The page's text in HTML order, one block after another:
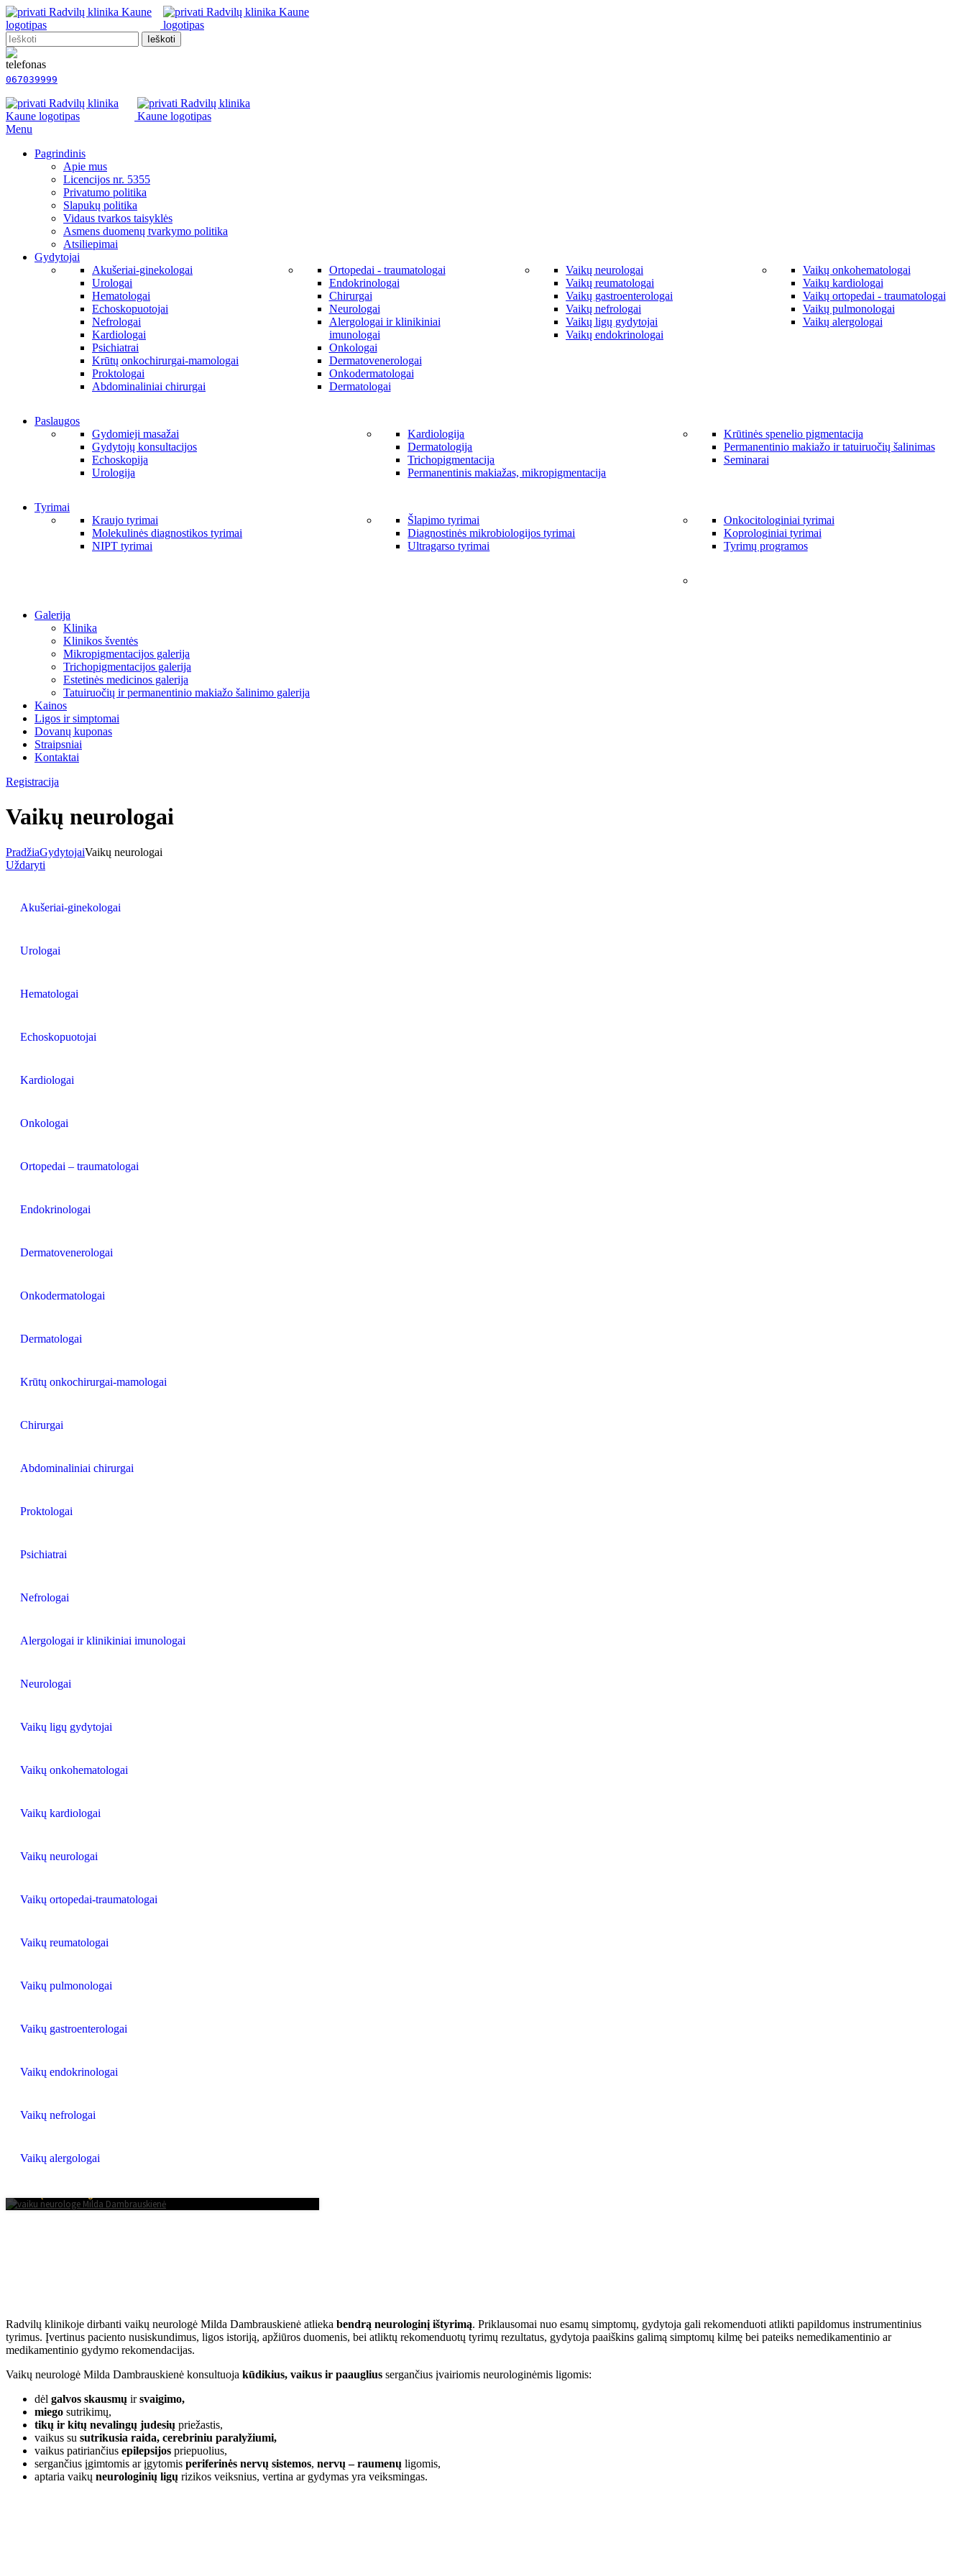
Ieškoti
067039999
Menu
Pagrindinis
Apie mus
Licencijos nr. 5355
Privatumo politika
Slapukų politika
Vidaus tvarkos taisyklės
Asmens duomenų tvarkymo politika
Atsiliepimai
Gydytojai
Akušeriai-ginekologai
Urologai
Hematologai
Echoskopuotojai
Nefrologai
Kardiologai
Psichiatrai
Krūtų onkochirurgai-mamologai
Proktologai
Abdominaliniai chirurgai
Ortopedai - traumatologai
Endokrinologai
Chirurgai
Neurologai
Alergologai ir klinikiniai
imunologai
Onkologai
Dermatovenerologai
Onkodermatologai
Dermatologai
Vaikų neurologai
Vaikų reumatologai
Vaikų gastroenterologai
Vaikų nefrologai
Vaikų ligų gydytojai
Vaikų endokrinologai
Vaikų onkohematologai
Vaikų kardiologai
Vaikų ortopedai - traumatologai
Vaikų pulmonologai
Vaikų alergologai
Paslaugos
Gydomieji masažai
Gydytojų konsultacijos
Echoskopija
Urologija
Kardiologija
Dermatologija
Trichopigmentacija
Permanentinis makiažas, mikropigmentacija
Krūtinės spenelio pigmentacija
Permanentinio makiažo ir tatuiruočių šalinimas
Seminarai
Tyrimai
Kraujo tyrimai
Molekulinės diagnostikos tyrimai
NIPT tyrimai
Šlapimo tyrimai
Diagnostinės mikrobiologijos tyrimai
Ultragarso tyrimai
Onkocitologiniai tyrimai
Koprologiniai tyrimai
Tyrimų programos
Galerija
Klinika
Klinikos šventės
Mikropigmentacijos galerija
Trichopigmentacijos galerija
Estetinės medicinos galerija
Tatuiruočių ir permanentinio makiažo šalinimo galerija
Kainos
Ligos ir simptomai
Dovanų kuponas
Straipsniai
Kontaktai
Registracija
Vaikų neurologai
PradžiaGydytojaiVaikų neurologai
Uždaryti
Akušeriai-ginekologai
Urologai
Hematologai
Echoskopuotojai
Kardiologai
Onkologai
Ortopedai – traumatologai
Endokrinologai
Dermatovenerologai
Onkodermatologai
Dermatologai
Krūtų onkochirurgai-mamologai
Chirurgai
Abdominaliniai chirurgai
Proktologai
Psichiatrai
Nefrologai
Alergologai ir klinikiniai imunologai
Neurologai
Vaikų ligų gydytojai
Vaikų onkohematologai
Vaikų kardiologai
Vaikų neurologai
Vaikų ortopedai-traumatologai
Vaikų reumatologai
Vaikų pulmonologai
Vaikų gastroenterologai
Vaikų endokrinologai
Vaikų nefrologai
Vaikų alergologai
Radvilų klinikoje dirbanti vaikų neurologė Milda Dambrauskienė atlieka bendrą neurologinį ištyrimą. Priklausomai nuo esamų simptomų, gydytoja gali rekomenduoti atlikti papildomus instrumentinius
tyrimus. Įvertinus paciento nusiskundimus, ligos istoriją, apžiūros duomenis, bei atliktų rekomenduotų tyrimų rezultatus, gydytoja paaiškins galimą simptomų kilmę bei pateiks nemedikamentinio ar
medikamentinio gydymo rekomendacijas.
Vaikų neurologė Milda Dambrauskienė konsultuoja kūdikius, vaikus ir paauglius sergančius įvairiomis neurologinėmis ligomis:
dėl galvos skausmų irsvaigimo,
miego sutrikimų,
tikų ir kitų nevalingų judesių priežastis,
vaikus su sutrikusia raida, cerebriniu paralyžiumi,
vaikus patiriančius epilepsijos priepuolius,
sergančius įgimtomis ar įgytomis periferinės nervų sistemos, nervų – raumenų ligomis,
aptaria vaikų neurologinių ligų rizikos veiksnius, vertina ar gydymas yra veiksmingas.